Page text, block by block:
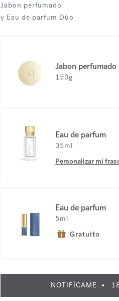
Jabon perfumado
y Eau de parfum Dúo
Jabon perfumado
150g
Eau de parfum
35ml
Personalizar mi
Eau de parfum
5ml
Gratuito
NOTIFÍCAME